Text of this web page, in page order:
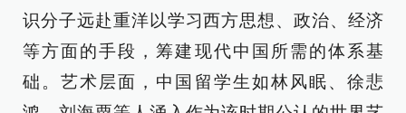
识分子远赴重洋以学习西方思想、政治、经济
等方面的手段，筹建现代中国所需的体系基
础。艺术层面，中国留学生如林风眠、徐悲